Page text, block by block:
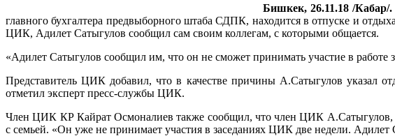
Бишкек, 26.11.18 /Кабар/.
главного бухгалтера предвыборного штаба СДПК, находится в отпуске и
ЦИК, Адилет Сатыгулов сообщил сам своим коллегам, с которыми общается.
«Адилет Сатыгулов сообщил им, что он не сможет принимать участие в
Представитель ЦИК добавил, что в качестве причины А.Сатыгулов указал
отметил эксперт пресс-службы ЦИК.
Член ЦИК КР Кайрат Осмоналиев также сообщил, что член ЦИК А.Сатыгулов,
с семьей. «Он уже не принимает участия в заседаниях ЦИК две недели.